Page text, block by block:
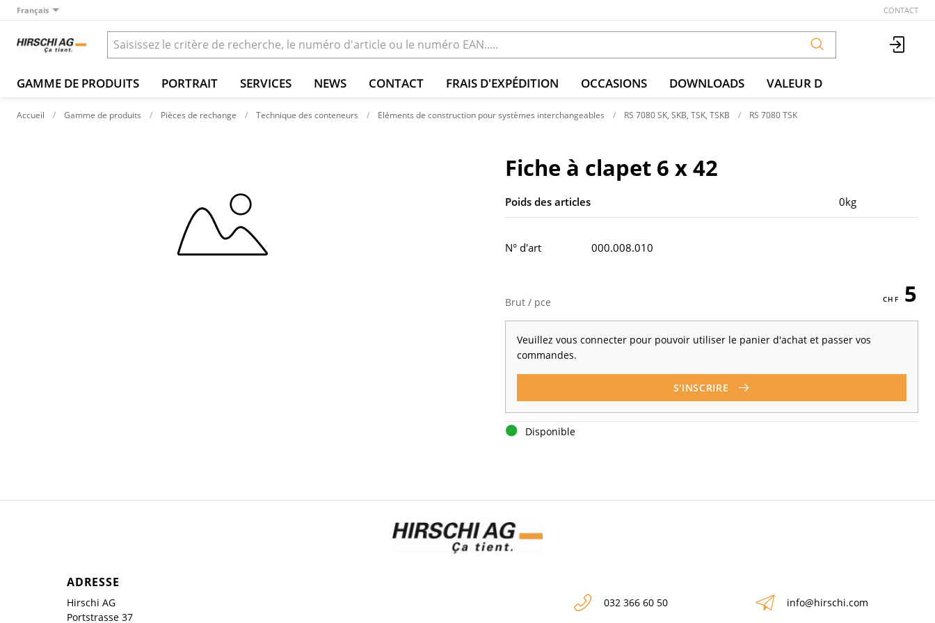
Français CONTACT
GAMME DE PRODUITS PORTRAIT SERVICES NEWS CONTACT FRAIS D'EXPÉDITION OCCASIONS DOWNLOADS VALEUR D
Accueil Gamme de produits Pièces de rechange Technique des conteneurs Eléments de construction pour systèmes interchangeables RS 7080 SK, SKB, TSK, TSKB RS 7080 TSK
Fiche à clapet 6 x 42
Poids des articles 0kg
Brut / pce 5
Veuillez vous connecter pour pouvoir utiliser le panier d'achat et passer vos
commandes.
S'INSCRIRE
Disponible
N° d'art 000.008.010
ADRESSE
Hirschi AG
Portstrasse 37
032 366 60 50 info@hirschi.com